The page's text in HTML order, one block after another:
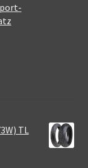
TL